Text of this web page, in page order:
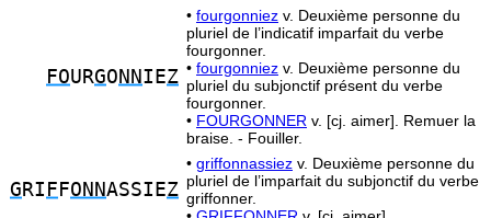
FOURGO NN IEZ
• fourgonniez v. Deuxième personne du
pluriel de l’indicatif imparfait du verbe
fourgonner.
• fourgonniez v. Deuxième personne du
pluriel du subjonctif présent du verbe
fourgonner.
• FOURGONNER v. [cj. aimer]. Remuer la
braise. - Fouiller.
G RI F FONNASSIEZ
• griffonnassiez v. Deuxième personne du
pluriel de l’imparfait du subjonctif du verbe
griffonner.